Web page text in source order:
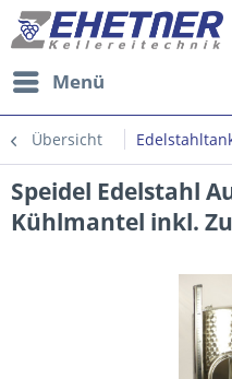
Menü
Übersicht
Speidel Edelstahl
Kühlmantel inkl.